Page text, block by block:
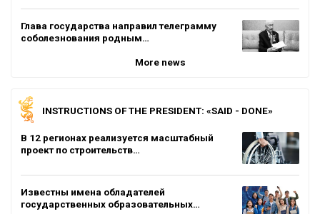
Глава государства направил телеграмму
соболезнования родным…
More news
INSTRUCTIONS OF THE PRESIDENT: «SAID - DONE»
В 12 регионах реализуется масштабный
проект по строительств…
Известны имена обладателей
государственных образовательных…